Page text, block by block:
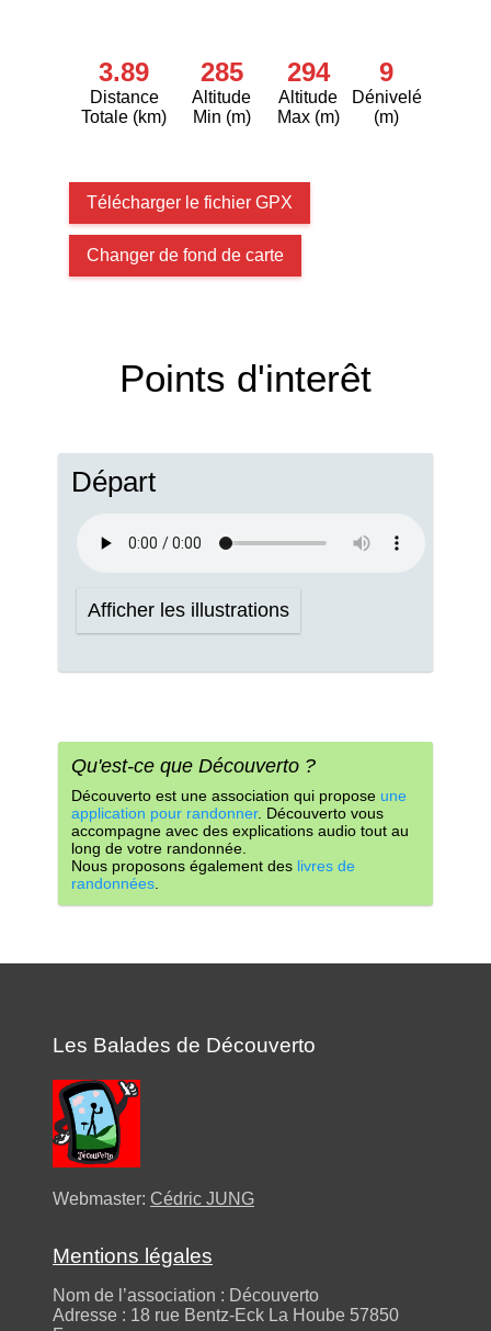
3.89
Distance
Totale (km)
285
Altitude
Min (m)
294
Altitude
Max (m)
9
Dénivelé
(m)
Télécharger le fichier GPX
Changer de fond de carte
Points d'interêt
Départ
Afficher les illustrations
Qu'est-ce que Découverto ?
Découverto est une association qui propose une
application pour randonner. Découverto vous
accompagne avec des explications audio tout au
long de votre randonnée.
Nous proposons également des livres de
randonnées
Les Balades de Découverto
Webmaster: Cédric JUNG
Mentions légales
Nom de l’association : Découverto
Adresse : 18 rue Bentz-Eck La Hoube 57850